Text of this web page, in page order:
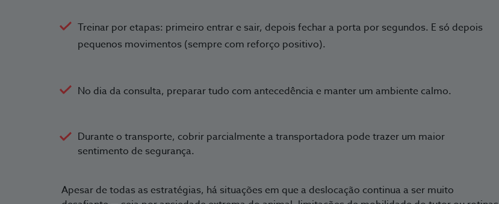
Treinar por etapas: primeiro entrar e sair, depois fechar a porta por segundos. E só depois
pequenos movimentos (sempre com reforço positivo).
No dia da consulta, preparar tudo com antecedência e manter um ambiente calmo.
Durante o transporte, cobrir parcialmente a transportadora pode trazer um maior
sentimento de segurança.
Apesar de todas as estratégias, há situações em que a deslocação continua a ser muito